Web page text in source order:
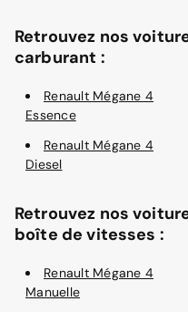
Retrouvez nos
carburant :
Renault Mégane 4
Essence
Renault Mégane 4
Diesel
Retrouvez nos
boîte de vitesses :
Renault Mégane 4
Manuelle